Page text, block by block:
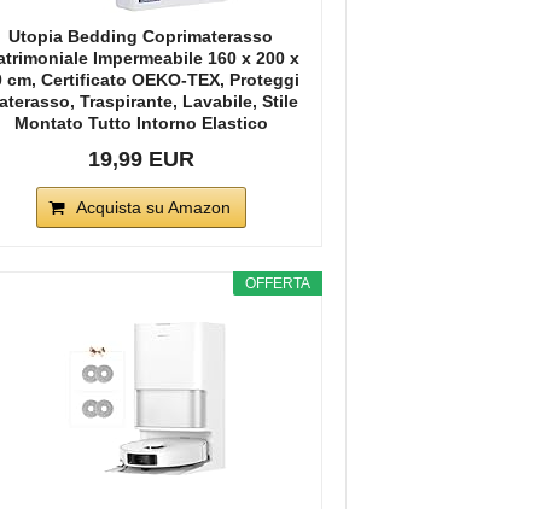
Utopia Bedding Coprimaterasso
Impermeabile 160 x 200 x
cm, Certificato OEKO-TEX, Proteggi
Traspirante, Lavabile, Stile
Montato Tutto Intorno Elastico
19,99 EUR
Acquista su Amazon
OFFERTA